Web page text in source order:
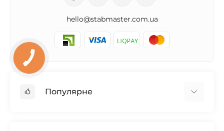
hello@stabmaster.com.ua
Популярне